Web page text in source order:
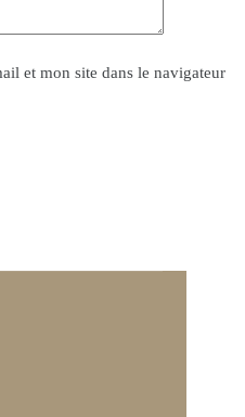
et mon site dans le navigateur